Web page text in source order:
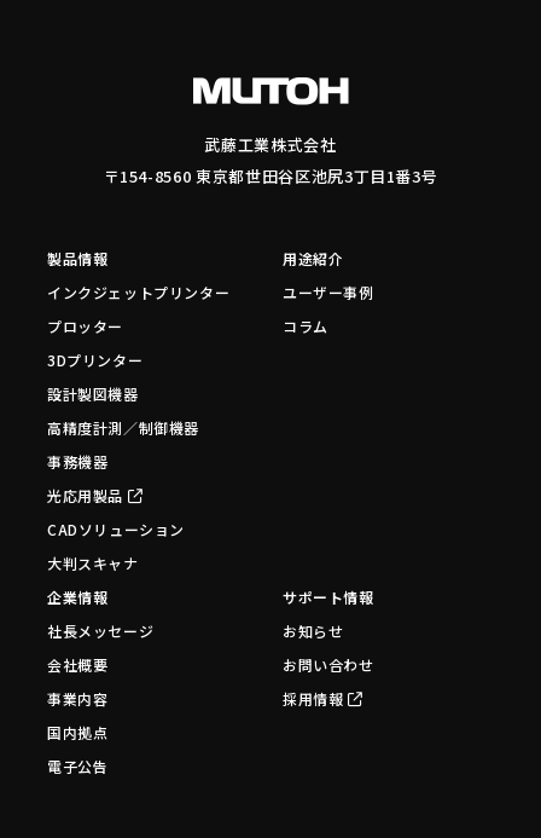
武藤工業株式会社
〒154-8560 東京都世田谷区池尻3丁目1番3号
製品情報
インクジェットプリンター
プロッター
3Dプリンター
設計製図機器
高精度計測／制御機器
事務機器
光応用製品
CADソリューション
大判スキャナ
用途紹介
ユーザー事例
コラム
企業情報
社長メッセージ
会社概要
事業内容
国内拠点
電子公告
サポート情報
お知らせ
お問い合わせ
採用情報